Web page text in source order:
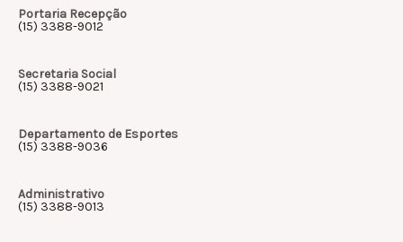
Portaria Recepção
(15) 3388-9012
Secretaria Social
(15) 3388-9021
Departamento de Esportes
(15) 3388-9036
Administrativo
(15) 3388-9013